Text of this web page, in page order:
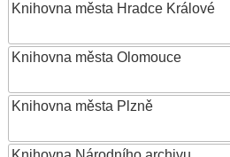
Knihovna města Hradce Králové
Knihovna města Olomouce
Knihovna města Plzně